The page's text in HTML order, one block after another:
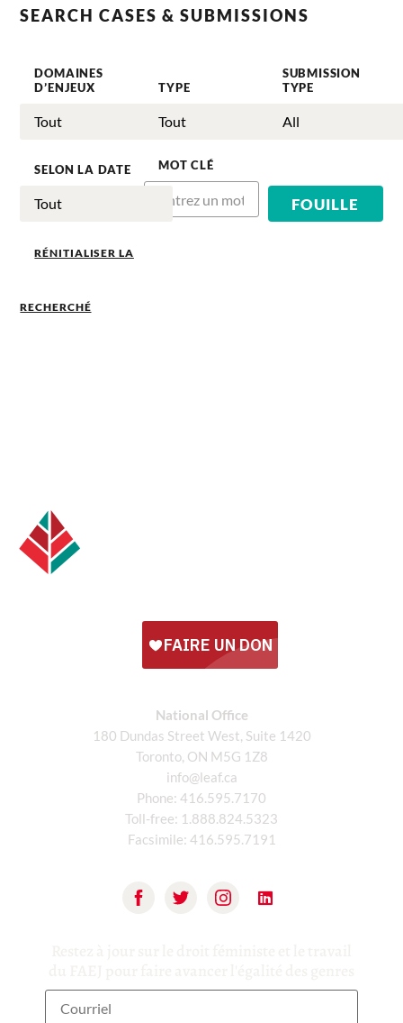
SEARCH CASES & SUBMISSIONS
DOMAINES
D’ENJEUX
TYPE
SUBMISSION
TYPE
SELON LA DATE MOT CLÉ
RÉNITIALISER LA
RECHERCHÉ
National Office
180 Dundas Street West, Suite 1420
Toronto, ON M5G 1Z8
info@leaf.ca
Phone: 416.595.7170
Toll-free: 1.888.824.5323
Facsimile: 416.595.7191